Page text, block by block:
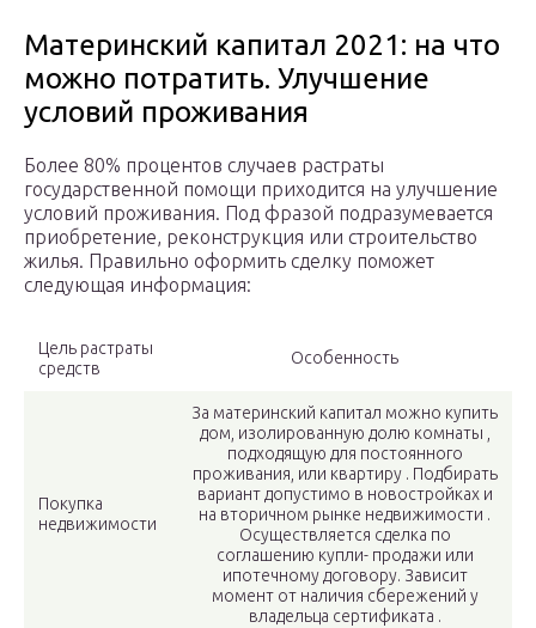
Материнский капитал 2021: на что
можно потратить. Улучшение
условий проживания
Более 80% процентов случаев растраты
государственной помощи приходится на улучшение
условий проживания. Под фразой подразумевается
приобретение, реконструкция или строительство
жилья. Правильно оформить сделку поможет
следующая информация:
Цель растраты
средств
Особенность
Покупка
недвижимости
За материнский капитал можно купить
дом, изолированную долю комнаты ,
подходящую для постоянного
проживания, или квартиру . Подбирать
вариант допустимо в новостройках и
на вторичном рынке недвижимости .
Осуществляется сделка по
соглашению купли- продажи или
ипотечному договору. Зависит
момент от наличия сбережений у
владельца сертификата .